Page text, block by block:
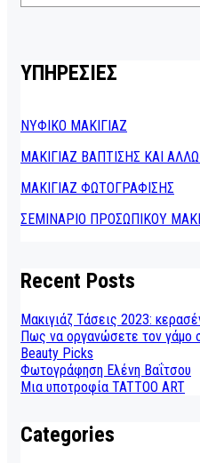
ΥΠΗΡΕΣΙΕΣ
ΝΥΦΙΚΟ ΜΑΚΙΓΙΑΖ
ΜΑΚΙΓΙΑΖ ΒΑΠΤΙΣΗΣ ΚΑΙ
ΜΑΚΙΓΙΑΖ ΦΩΤΟΓΡΑΦΙΣΗΣ
ΣΕΜΙΝΑΡΙΟ ΠΡΟΣΩΠΙΚΟΥ
Recent Posts
Μακιγιάζ Τάσεις 2023:
Πως να οργανώσετε τον γάμο
Beauty Picks
Φωτογράφηση Ελένη Βαΐτσου
Μια υποτροφία TATTOO ART
Categories